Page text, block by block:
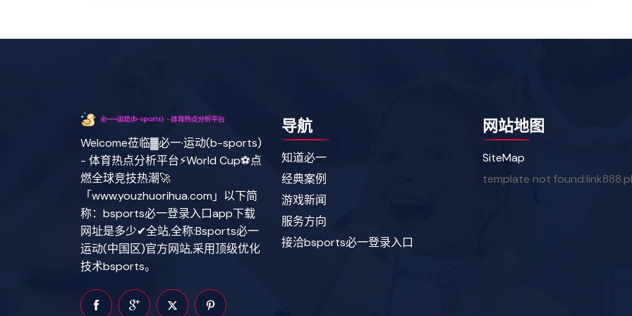
Welcome莅临▓必一·运动(b-sports)
- 体育热点分析平台⚡World Cup⚽点
燃全球竞技热潮🚀
「www.youzhuorihua.com」以下简
称：bsports必一登录入口app下载
网址是多少✔全站,全称:Bsports必一
运动(中国区)官方网站,采用顶级优化
技术bsports。
导航
知道必一
经典案例
游戏新闻
服务方向
接洽bsports必一登录入口
网站地图
SiteMap
template not